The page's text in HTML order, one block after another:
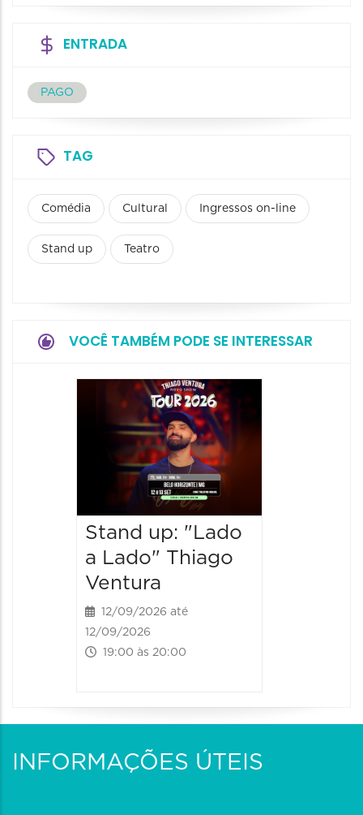
ENTRADA
PAGO
TAG
Comédia Cultural Ingressos on-line
Stand up Teatro
VOCÊ TAMBÉM PODE SE INTERESSAR
Stand up: "Lado
a Lado" Thiago
Ventura
12/09/2026 até
12/09/2026
19:00 às 20:00
INFORMAÇÕES ÚTEIS